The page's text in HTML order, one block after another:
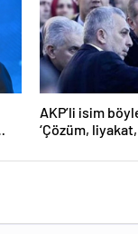
AKP’li isim
‘Çözüm,